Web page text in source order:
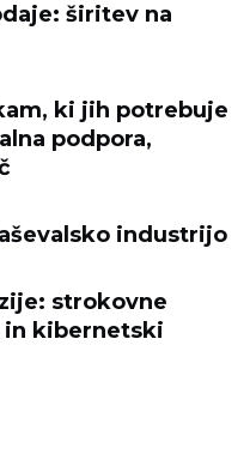
širitev na
ki jih potrebuje
podpora,
industrijo
strokovne
kibernetski